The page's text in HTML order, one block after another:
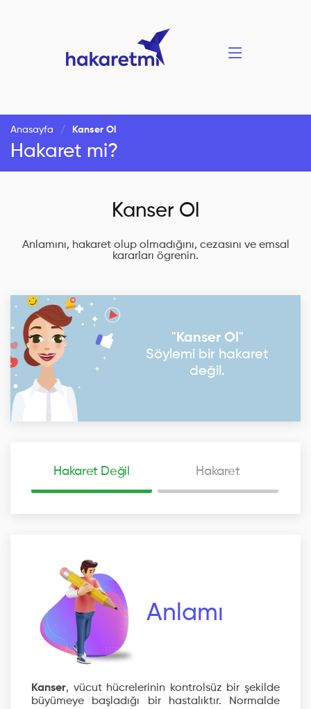
Anasayfa Kanser Ol
Hakaret mi?
Kanser Ol
Anlamını, hakaret olup olmadığını, cezasını ve emsal
kararları ögrenin.
"Kanser Ol"
Söylemi bir hakaret
değil.
Hakaret Değil Hakaret
Anlamı
Kanser, vücut hücrelerinin kontrolsüz bir şekilde
büyümeye başladığı bir hastalıktır. Normalde